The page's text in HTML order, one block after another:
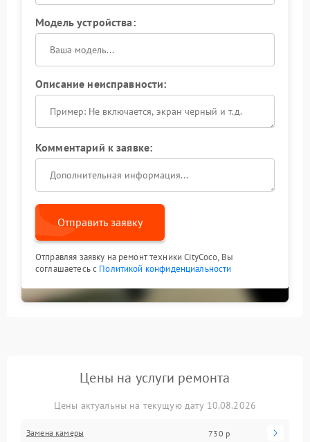
Модель устройства:
Описание неисправности:
Комментарий к заявке:
Отправить заявку
Отправляя заявку на ремонт техники CityCoco, Вы
соглашаетесь с Политикой конфиденциальности
Цены на услуги ремонта
Цены актуальны на текущую дату 10.08.2026
Замена камеры 730 р